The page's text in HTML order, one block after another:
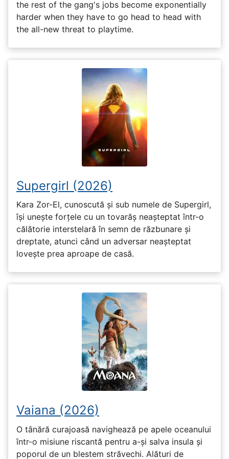
the rest of the gang's jobs become exponentially
harder when they have to go head to head with
the all-new threat to playtime.
Supergirl (2026)
Kara Zor-El, cunoscută și sub numele de Supergirl,
își unește forțele cu un tovarăș neașteptat într-o
călătorie interstelară în semn de răzbunare și
dreptate, atunci când un adversar neașteptat
lovește prea aproape de casă.
Vaiana (2026)
O tânără curajoasă navighează pe apele oceanului
într-o misiune riscantă pentru a-și salva insula și
poporul de un blestem străvechi. Alături de